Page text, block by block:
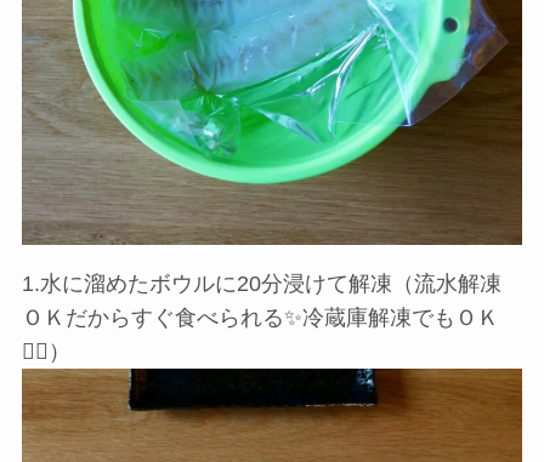
1.水に溜めたボウルに20分浸けて解凍（流水解凍
ＯＫだからすぐ食べられる✨冷蔵庫解凍でもＯＫ
🙆‍♀️）